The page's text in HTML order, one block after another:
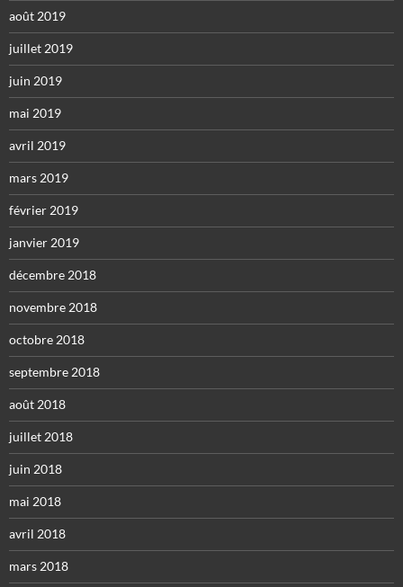
août 2019
juillet 2019
juin 2019
mai 2019
avril 2019
mars 2019
février 2019
janvier 2019
décembre 2018
novembre 2018
octobre 2018
septembre 2018
août 2018
juillet 2018
juin 2018
mai 2018
avril 2018
mars 2018